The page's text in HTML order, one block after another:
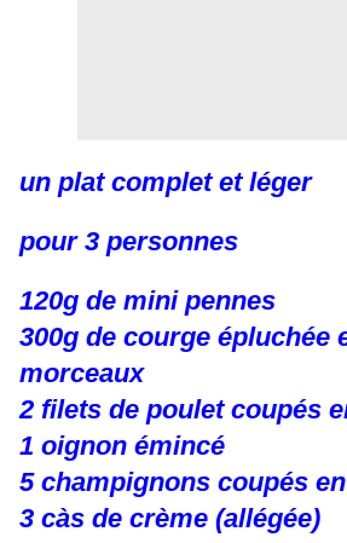
un plat complet et léger
pour 3 personnes
120g de mini pennes
300g de courge épluchée
morceaux
2 filets de poulet coupés
1 oignon émincé
5 champignons coupés
3 càs de crème (allégée)